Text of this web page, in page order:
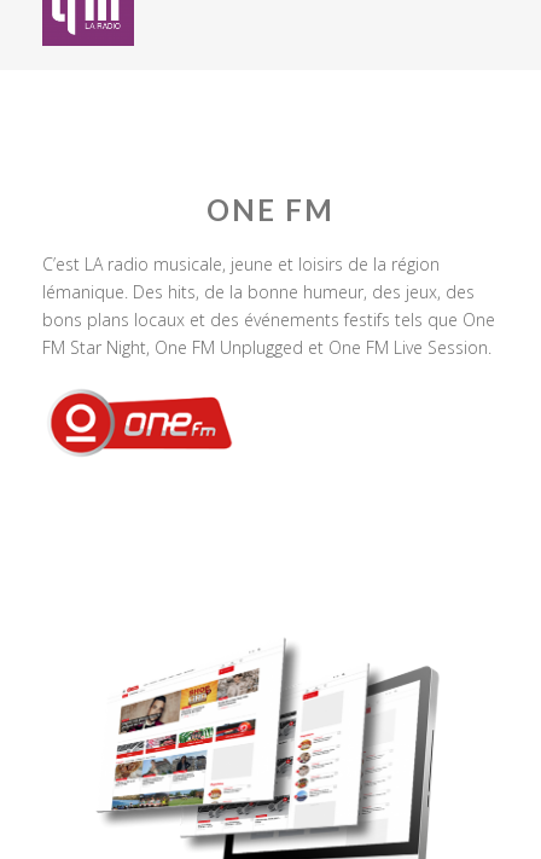
ONE FM
C’est LA radio musicale, jeune et loisirs de la région
lémanique. Des hits, de la bonne humeur, des jeux, des
bons plans locaux et des événements festifs tels que One
FM Star Night, One FM Unplugged et One FM Live Session.